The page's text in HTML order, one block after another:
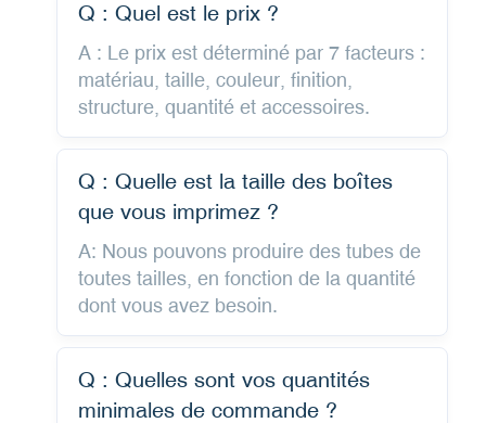
Q : Quel est le prix ?
A : Le prix est déterminé par 7 facteurs :
matériau, taille, couleur, finition,
structure, quantité et accessoires.
Q : Quelle est la taille des boîtes
que vous imprimez ?
A: Nous pouvons produire des tubes de
toutes tailles, en fonction de la quantité
dont vous avez besoin.
Q : Quelles sont vos quantités
minimales de commande ?